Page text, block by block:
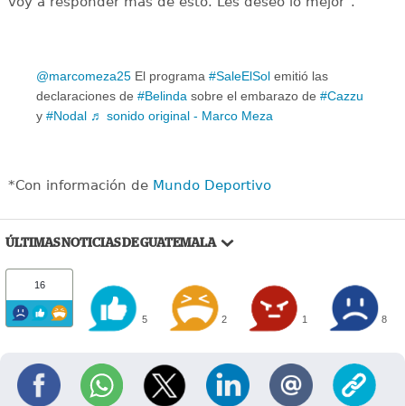
@marcomeza25 El programa #SaleElSol emitió las
declaraciones de #Belinda sobre el embarazo de #Cazzu
y #Nodal ♬ sonido original - Marco Meza
*Con información deMundo Deportivo
ÚLTIMAS NOTICIAS DE GUATEMALA
16
5 2 1 8